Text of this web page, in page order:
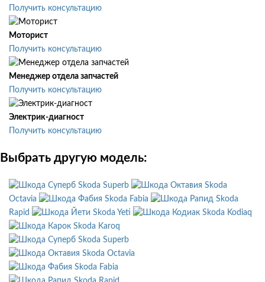
Получить консультацию
Моторист
Получить консультацию
Менеджер отдела запчастей
Получить консультацию
Электрик-диагност
Получить консультацию
Выбрать другую модель:
Skoda Superb
Skoda
Octavia
Skoda Fabia
Skoda
Rapid
Skoda Yeti
Skoda Kodiaq
Skoda Karoq
Skoda Superb
Skoda Octavia
Skoda Fabia